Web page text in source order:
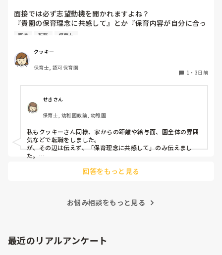
なること多いことに気づきました。
その度にあちらこちらに痛みが来て
立ち上がる時には、膝や太ももが固まり痛みが……
腰痛、膝痛お持ちの方は、どの程度の痛みで働かれているの
でしょうか。
出産等で、幾度か開腹手術をしましたが、翌日には歩けまし
たし…
今回は、今少し治まっている痛みがぶり返したどうしようと
いう思いもあり、ちょっと無理かも…と思い始めています。
まだ急性期ということと、昔、夫が腰を痛めてすぐに整骨院
に行ってより酷くなって帰ってきたことがあり、怖くて行け
ので、その子には待っててねといい外に出ていました。今日
はそれで2回漏らしています。
2回目は私は見ていないのですが、かなり微量だったそう
しているように見えると言われました。
日頃からそのことの関わりはしっかり持てるように意識はし
ていますが…
面接では必ず志望動機を聞かれますよね？
『貴園の保育理念に共感して』とか『保育内容が自分に合っ
てると思いました』等々が多いかと思いますが、実際はどう
私自身、園の雰囲気とか園の規模、保育内容は勘案しますが
正直なところ、家から通いやすいか、給与はどうか…という
ところに重きを置いています
皆さんは、志望動機をどのように答えていますか？また、本
音はどうですか？
面接 転職 保育士
クッキー
保育士, 認可保育園
1 ・ 3日前
せきさん
保育士, 幼稚園教諭, 幼稚園
私もクッキーさん同様、家からの距離や給与面、園全体の雰囲
気などで転職をしました。
が、その辺は伝えず、「保育理念に共感して」のみ伝えまし
た。
回答をもっと見る
お悩み相談をもっと見る
最近のリアルアンケート